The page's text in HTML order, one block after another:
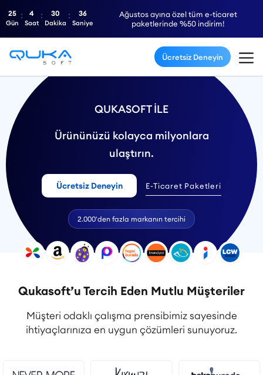
Ağustos ayına özel tüm e-ticaret
paketlerinde %50 indirim!
25
Gün
4
Saat
30
Dakika
34
Saniye
Ücretsiz Deneyin
QUKASOFT İLE
Ürününüzü kolayca milyonlara
ulaştırın.
Ücretsiz Deneyin E-Ticaret Paketleri
2.000'den fazla markanın tercihi
Qukasoft’u Tercih Eden Mutlu Müşteriler
Müşteri odaklı çalışma prensibimiz sayesinde
ihtiyaçlarınıza en uygun çözümleri sunuyoruz.